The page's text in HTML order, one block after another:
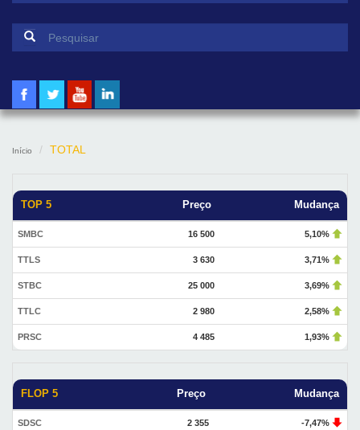
Formulário de pesquisa
Início TOTAL
TOP 5 Preço Mudança
SMBC 16 500 5,10%
TTLS 3 630 3,71%
STBC 25 000 3,69%
TTLC 2 980 2,58%
PRSC 4 485 1,93%
FLOP 5 Preço Mudança
SDSC 2 355 -7,47%